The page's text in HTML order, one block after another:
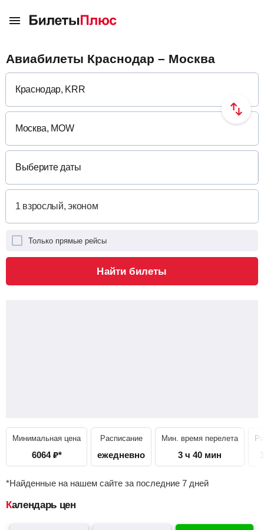
Авиабилеты Краснодар – Москва
Выберите даты
Только прямые рейсы
Найти билеты
Минимальная цена
6064 ₽*
Расписание
ежедневно
Мин. время перелета
3 ч 40 мин
*Найденные на нашем сайте за последние 7 дней
Календарь цен